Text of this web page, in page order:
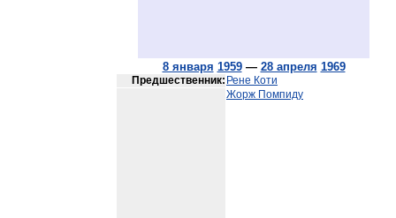
8 января 1959— 28 апреля 1969
Предшественник: Рене Коти
Жорж Помпиду